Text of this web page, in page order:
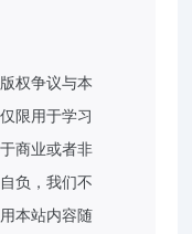
权争议与本
限用于学习
商业或者非
负，我们不
本站内容随